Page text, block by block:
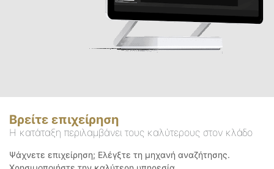
Βρείτε επιχείρηση
Η κατάταξη περιλαμβάνει τους καλύτερους στον κλάδο
Ψάχνετε επιχείρηση; Ελέγξτε τη μηχανή αναζήτησης.